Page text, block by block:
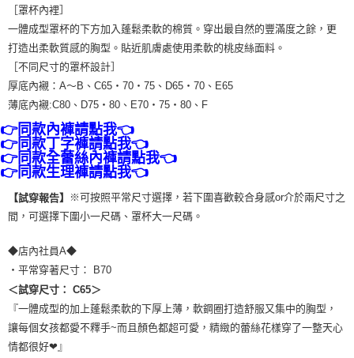
［罩杯內裡］
一體成型罩杯的下方加入蓬鬆柔軟的棉質。穿出最自然的豐滿度之餘，更
打造出柔軟質感的胸型。貼近肌膚處使用柔軟的桃皮絲面料。
［不同尺寸的罩杯設計］
厚底內襯：A～B、C65・70・75、D65・70、E65
薄底內襯:C80、D75・80、E70・75・80、F
👉同款內褲請點我👈
👉同款丁字褲請點我👈
👉同款全蕾絲內褲請點我👈
👉同款生理褲請點我👈
【試穿報告】
※可按照平常尺寸選擇，若下圍喜歡較合身感or介於兩尺寸之
間，可選擇下圍小一尺碼、罩杯大一尺碼。
◆店內社員A◆
・平常穿著尺寸： B70
＜試穿尺寸： C65＞
『一體成型的加上蓬鬆柔軟的下厚上薄，軟鋼圈打造舒服又集中的胸型，
讓每個女孩都愛不釋手~而且顏色都超可愛，精緻的蕾絲花樣穿了一整天心
情都很好❤』